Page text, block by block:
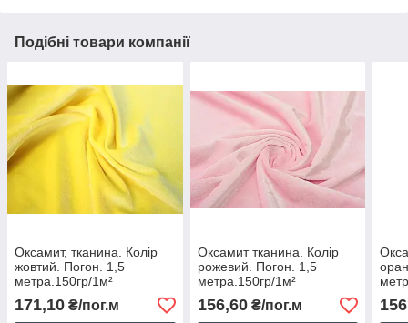
Подібні товари компанії
Оксамит, тканина. Колір
жовтий. Погон. 1,5
метра.150гр/1м²
171,10 ₴/пог.м
Оксамит тканина. Колір
рожевий. Погон. 1,5
метра.150гр/1м²
156,60₴/пог.м